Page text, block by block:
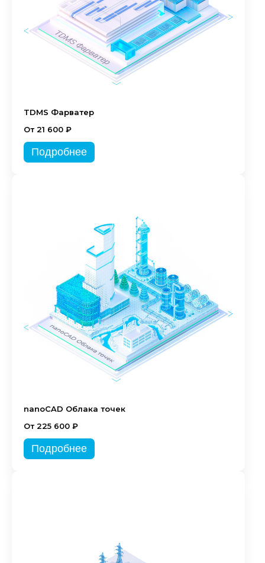
TDMS Фарватер
От 21 600 ₽
Подробнее
nanoCAD Облака точек
От 225 600 ₽
Подробнее